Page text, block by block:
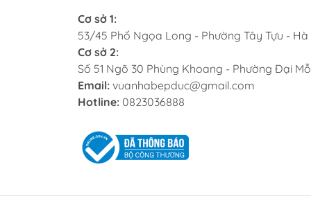
ngày
Cơ sở 1:
53/45 Phố Ngọa Long - Phường Tây Tựu - Hà
Cơ sở 2:
Số 51 Ngõ 30 Phùng Khoang - Phường Đại
Email: vuanhabepduc@gmail.com
Hotline: 0823036888